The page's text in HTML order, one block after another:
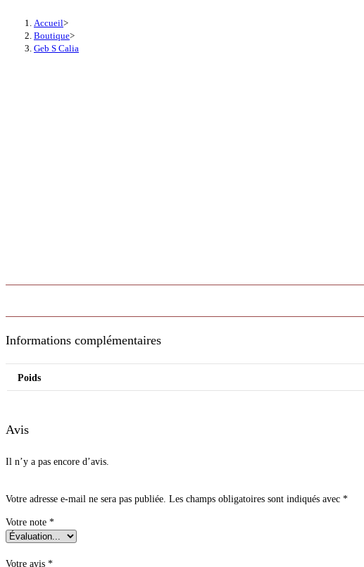
Accueil>
Boutique>
Geb S Calia
Informations complémentaires
Poids
Avis
Il n’y a pas encore d’avis.
Votre adresse e-mail ne sera pas publiée. Les champs obligatoires sont indiqués avec *
Votre note *
Votre avis *